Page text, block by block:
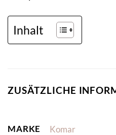
Inhalt
ZUSÄTZLICHE
MARKE Komar